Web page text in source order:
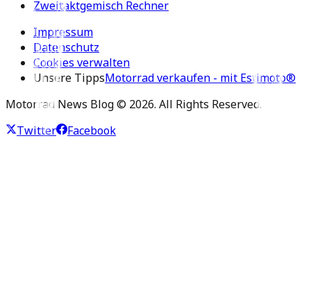
Zweitaktgemisch Rechner
Impressum
Datenschutz
Cookies verwalten
Unsere TippsMotorrad verkaufen - mit Estimoto®
Motorrad News Blog © 2026. All Rights Reserved.
Twitter
Facebook